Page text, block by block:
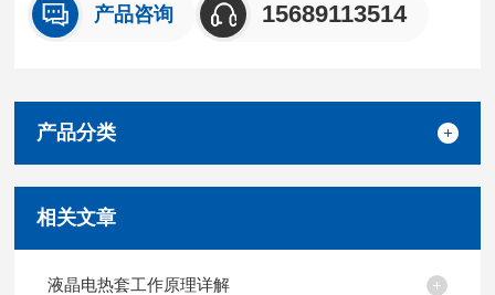
产品咨询 15689113514
产品分类
相关文章
液晶电热套工作原理详解